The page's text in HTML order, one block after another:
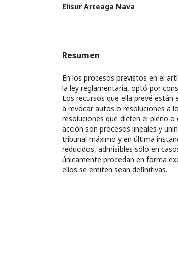
Elisur Arteaga Nava
Resumen
En los procesos previstos en el
la ley reglamentaria, optó por
Los recursos que ella prevé están
a revocar autos o resoluciones a
resoluciones que dicten el pleno
acción son procesos lineales y
tribunal máximo y en última
reducidos, admisibles sólo en
únicamente procedan en forma
ellos se emiten sean definitivas.